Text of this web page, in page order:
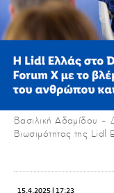
Βασιλική Αδαμίδου –
Βιωσιμότητας της Lidl
15.4.2025 | 17:23